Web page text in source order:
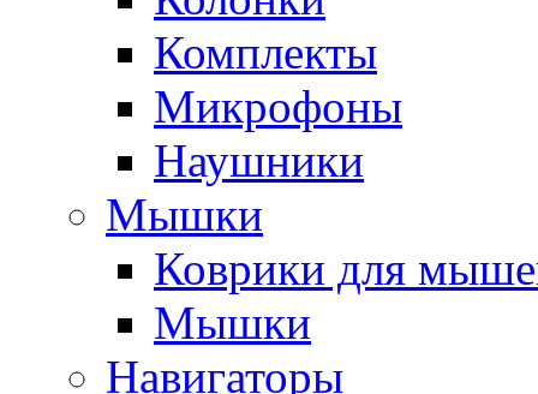
Комплекты
Микрофоны
Наушники
Мышки
Коврики для
Мышки
Навигаторы